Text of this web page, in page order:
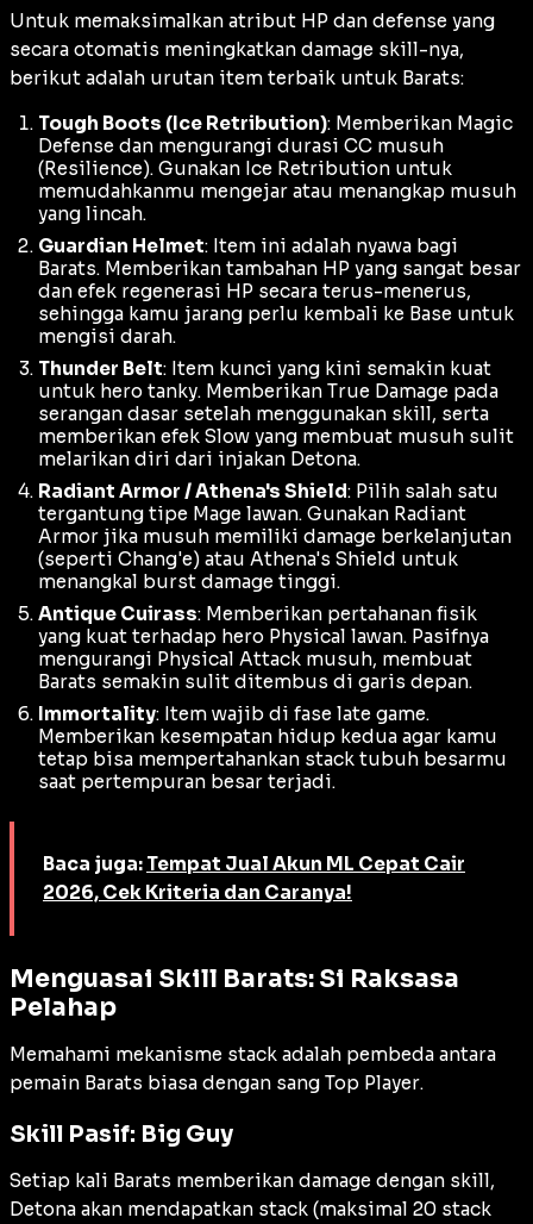
Untuk memaksimalkan atribut HP dan defense yang
secara otomatis meningkatkan damage skill-nya,
berikut adalah urutan item terbaik untuk Barats:
Tough Boots (Ice Retribution): Memberikan Magic
Defense dan mengurangi durasi CC musuh
(Resilience). Gunakan Ice Retribution untuk
memudahkanmu mengejar atau menangkap musuh
yang lincah.
Guardian Helmet: Item ini adalah nyawa bagi
Barats. Memberikan tambahan HP yang sangat besar
dan efek regenerasi HP secara terus-menerus,
sehingga kamu jarang perlu kembali ke Base untuk
mengisi darah.
Thunder Belt: Item kunci yang kini semakin kuat
untuk hero tanky. Memberikan True Damage pada
serangan dasar setelah menggunakan skill, serta
memberikan efek Slow yang membuat musuh sulit
melarikan diri dari injakan Detona.
Radiant Armor / Athena's Shield: Pilih salah satu
tergantung tipe Mage lawan. Gunakan Radiant
Armor jika musuh memiliki damage berkelanjutan
(seperti Chang'e) atau Athena's Shield untuk
menangkal burst damage tinggi.
Antique Cuirass: Memberikan pertahanan fisik
yang kuat terhadap hero Physical lawan. Pasifnya
mengurangi Physical Attack musuh, membuat
Barats semakin sulit ditembus di garis depan.
Immortality: Item wajib di fase late game.
Memberikan kesempatan hidup kedua agar kamu
tetap bisa mempertahankan stack tubuh besarmu
saat pertempuran besar terjadi.
Baca juga: Tempat Jual Akun ML Cepat Cair
2026, Cek Kriteria dan Caranya!
Menguasai Skill Barats: Si Raksasa
Pelahap
Memahami mekanisme stack adalah pembeda antara
pemain Barats biasa dengan sang Top Player.
Skill Pasif: Big Guy
Setiap kali Barats memberikan damage dengan skill,
Detona akan mendapatkan stack (maksimal 20 stack